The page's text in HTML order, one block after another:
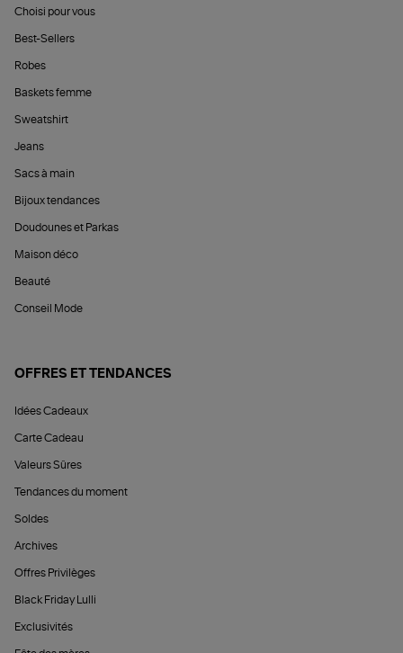
Choisi pour vous
Best-Sellers
Robes
Baskets femme
Sweatshirt
Jeans
Sacs à main
Bijoux tendances
Doudounes et Parkas
Maison déco
Beauté
Conseil Mode
OFFRES ET TENDANCES
Idées Cadeaux
Carte Cadeau
Valeurs Sûres
Tendances du moment
Soldes
Archives
Offres Privilèges
Black Friday Lulli
Exclusivités